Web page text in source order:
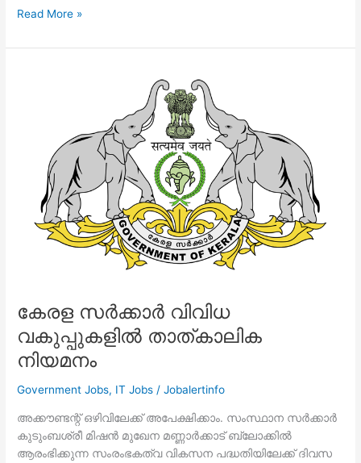
ICMR
Recruitment
Read More »
കേരള സര്‍ക്കാര്‍ വിവിധ
വകുപ്പുകളില്‍ താത്കാലിക
നിയമനം
Government Jobs, IT Jobs /Jobalertinfo
അക്കൗണ്ടന്റ് ഒഴിവിലേക്ക് അപേക്ഷിക്കാം. സംസ്ഥാന സര്‍ക്കാര്‍
കുടുംബശ്രീ മിഷന്‍ മുഖേന മണ്ണാര്‍ക്കാട് ബ്ലോക്കില്‍
ആരംഭിക്കുന്ന സംരംഭകത്വ വികസന പദ്ധതിയിലേക്ക് ദിവസ